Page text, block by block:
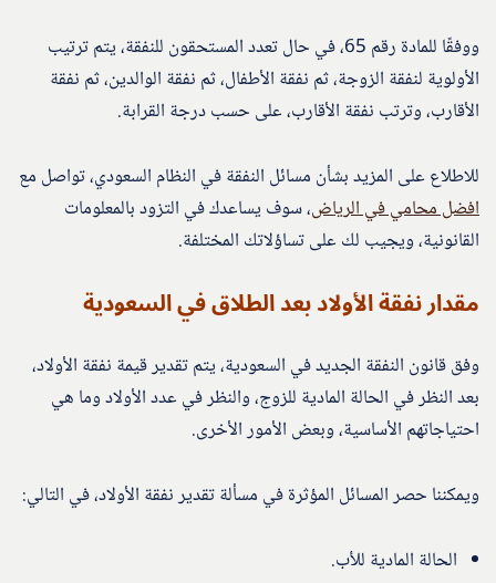
ووفقًا للمادة رقم 65، في حال تعدد المستحقون للنفقة، يتم ترتيب
الأولوية لنفقة الزوجة، ثم نفقة الأطفال، ثم نفقة الوالدين، ثم نفقة
الأقارب، وترتب نفقة الأقارب، على حسب درجة القرابة.
للاطلاع على المزيد بشأن مسائل النفقة في النظام السعودي، تواصل مع
افضل محامي في الرياض، سوف يساعدك في التزود بالمعلومات
القانونية، ويجيب لك على تساؤلاتك المختلفة.
مقدار نفقة الأولاد بعد الطلاق في السعودية
وفق قانون النفقة الجديد في السعودية، يتم تقدير قيمة نفقة الأولاد،
بعد النظر في الحالة المادية للزوج، والنظر في عدد الأولاد وما هي
احتياجاتهم الأساسية، وبعض الأمور الأخرى.
ويمكننا حصر المسائل المؤثرة في مسألة تقدير نفقة الأولاد، في التالي:
الحالة المادية للأب.